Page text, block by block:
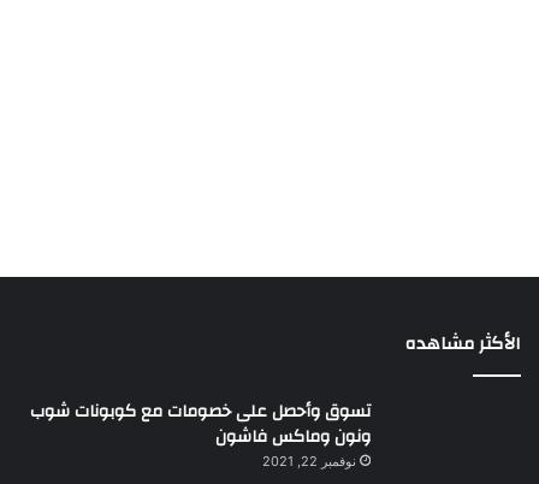
الأكثر مشاهده
تسوق وأحصل على خصومات مع كوبونات شوب
ونون وماكس فاشون
نوفمبر 22, 2021